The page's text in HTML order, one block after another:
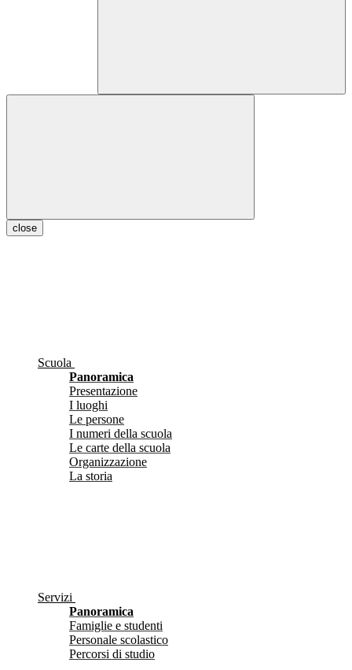
close
Scuola
Panoramica
Presentazione
I luoghi
Le persone
I numeri della scuola
Le carte della scuola
Organizzazione
La storia
Servizi
Panoramica
Famiglie e studenti
Personale scolastico
Percorsi di studio